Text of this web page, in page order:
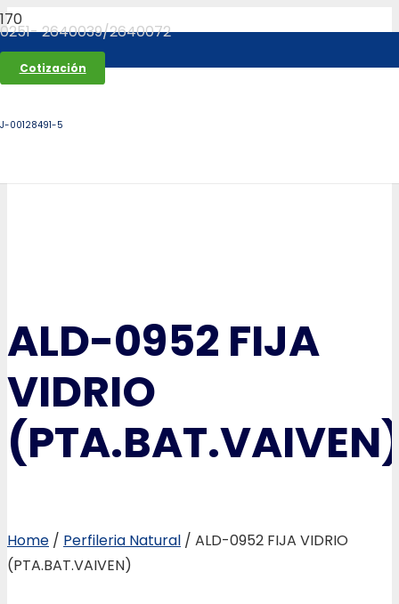
0251- 2640039/2640072
Cotización
J-00128491-5
ALD-0952 FIJA
VIDRIO
Home / Perfileria Natural / ALD-0952 FIJA VIDRIO
(PTA.BAT.VAIVEN)